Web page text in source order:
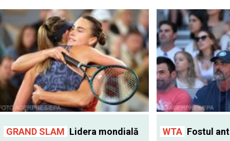
GRAND SLAM Lidera mondială
WTA Fostul